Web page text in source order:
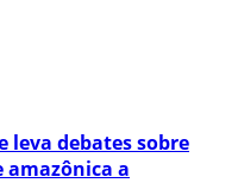
leva debates sobre
a